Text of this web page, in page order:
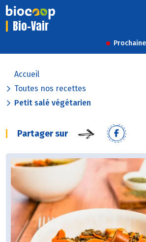
Bio-Vair
Accueil
Toutes nos recettes
Petit salé végétarien
Partager sur